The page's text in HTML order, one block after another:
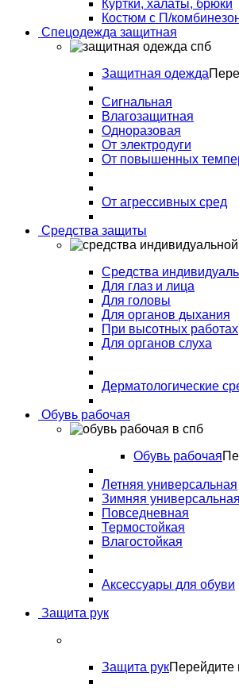
Куртки, халаты, брюки
Костюм с П/
Спецодежда защитная
Защитная одежда
Сигнальная
Влагозащитная
Одноразовая
От электродуги
От повышенных
От агрессивных сред
Средства защиты
Средства
Для глаз и лица
Для головы
Для органов дыхания
При высотных работах
Для органов слуха
Дерматологические
Обувь рабочая
Обувь рабочая
Летняя универсальная
Зимняя универсальная
Повседневная
Термостойкая
Влагостойкая
Аксессуары для обуви
Защита рук
Защита рукПерейдите